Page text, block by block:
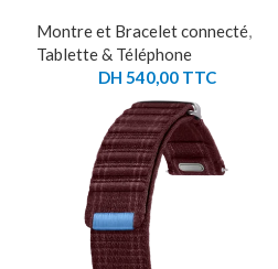
Montre et Bracelet connecté,
Tablette & Téléphone
DH 540,00 TTC